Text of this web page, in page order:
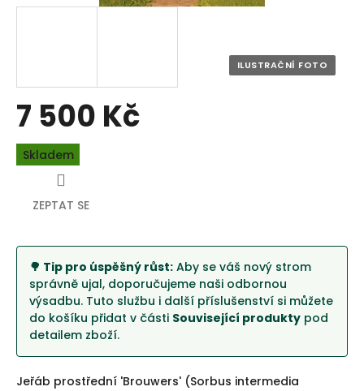
7 500 Kč
Měrná
cena:
Skladem
🌳 Tip pro úspěšný růst: Aby se váš nový strom
správně ujal, doporučujeme naši odbornou
výsadbu. Tuto službu i další příslušenství si můžete
do košíku přidat v části Související produkty pod
detailem zboží.
Jeřáb prostřední 'Brouwers' (Sorbus intermedia
ZEPTAT SE